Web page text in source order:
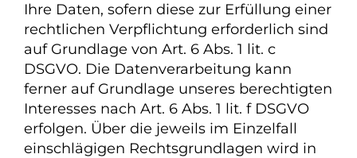
Ihre Daten, sofern diese zur Erfüllung einer
rechtlichen Verpflichtung erforderlich sind
auf Grundlage von Art. 6 Abs. 1 lit. c
DSGVO. Die Datenverarbeitung kann
ferner auf Grundlage unseres berechtigten
Interesses nach Art. 6 Abs. 1 lit. f DSGVO
erfolgen. Über die jeweils im Einzelfall
einschlägigen Rechtsgrundlagen wird in